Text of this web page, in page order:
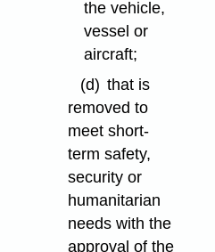
the vehicle,
vessel or
aircraft;
(d) that is
removed to
meet short-
term safety,
security or
humanitarian
needs with the
approval of the